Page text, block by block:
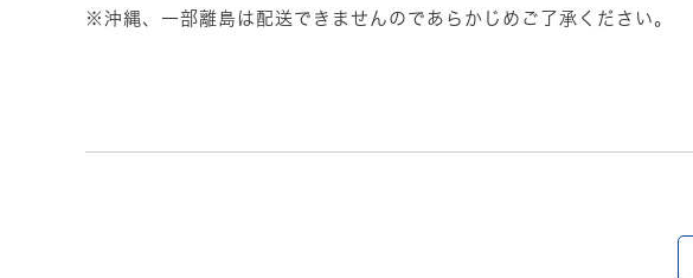
※沖縄、一部離島は配送できませんのであらかじめご了承ください。